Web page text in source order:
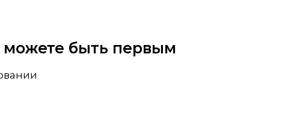
можете быть первым